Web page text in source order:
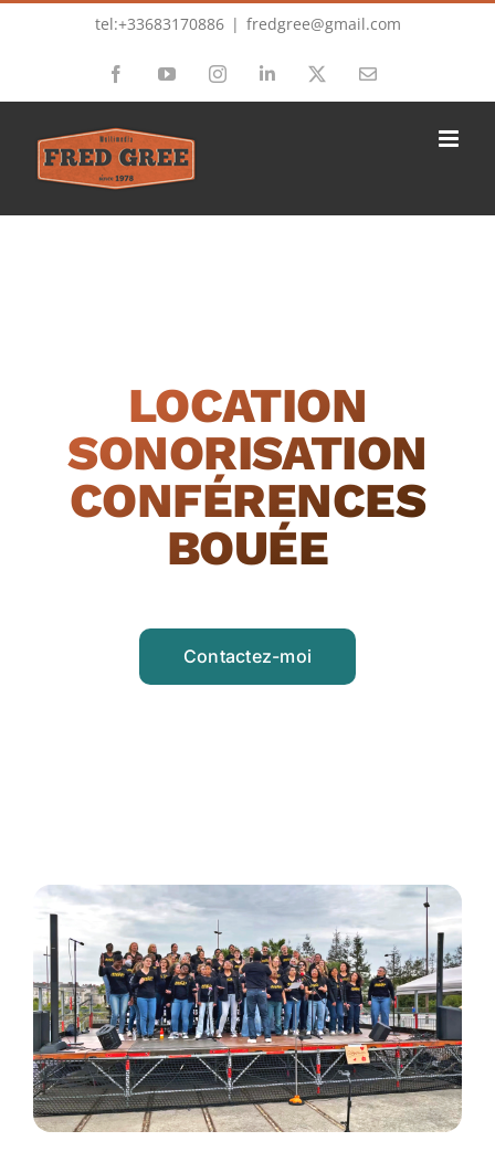
tel:+33683170886 | fredgree@gmail.com
FacebookYouTubeInstagramLinkedIn Email
LOCATION
SONORISATION
CONFÉRENCES
BOUÉE
Contactez-moi